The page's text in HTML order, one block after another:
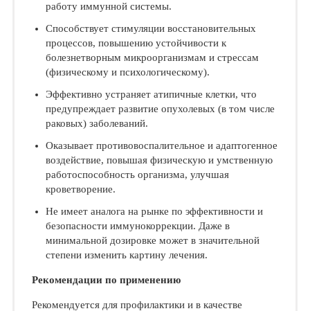
работу иммунной системы.
Способствует стимуляции восстановительных
процессов, повышению устойчивости к
болезнетворным микроорганизмам и стрессам
(физическому и психологическому).
Эффективно устраняет атипичные клетки, что
предупреждает развитие опухолевых (в том числе
раковых) заболеваний.
Оказывает противовоспалительное и адаптогенное
воздействие, повышая физическую и умственную
работоспособность организма, улучшая
кроветворение.
Не имеет аналога на рынке по эффективности и
безопасности иммунокоррекции. Даже в
минимальной дозировке может в значительной
степени изменить картину лечения.
Рекомендации по применению
Рекомендуется для профилактики и в качестве